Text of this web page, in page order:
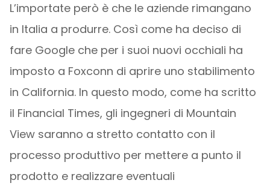
L’importate però è che le aziende rimangano
in Italia a produrre. Così come ha deciso di
fare Google che per i suoi nuovi occhiali ha
imposto a Foxconn di aprire uno stabilimento
in California. In questo modo, come ha scritto
il Financial Times, gli ingegneri di Mountain
View saranno a stretto contatto con il
processo produttivo per mettere a punto il
prodotto e realizzare eventuali